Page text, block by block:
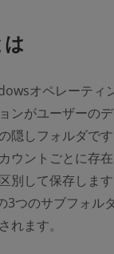
オペレーティ
ンがユーザーの
隠しフォルダで
ウントごとに存
別して保存します
3つのサブフォル
れます。